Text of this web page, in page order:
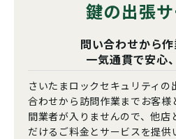
鍵の出張
問い合わせから
一気通貫で安心
さいたまロックセキュリティ
合わせから訪問作業までお客様
間業者が入りませんので、他店
だけるご料金とサービスを提供